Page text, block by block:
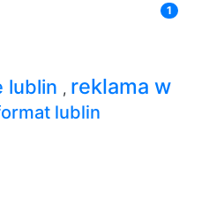
1
lublin , reklama w
lublin